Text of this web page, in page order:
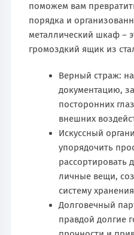
поможем вам
порядка и
металлический шкаф –
громоздкий ящик из
Верный страж:
документацию,
посторонних
внешних
Искусcный
упорядочить
рассортировать
личные вещи,
систему
Долговечный
правдой долгие